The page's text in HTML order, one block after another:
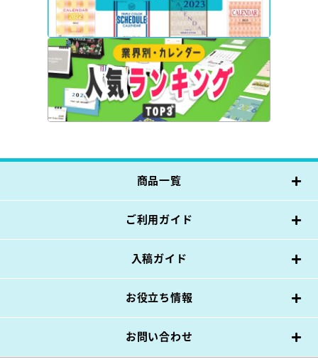
商品一覧
ご利用ガイド
入稿ガイド
お役立ち情報
お問い合わせ